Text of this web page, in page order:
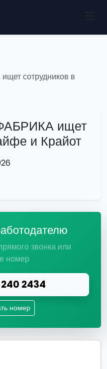
сотрудников в
ищет
и Крайот
звонка или
номер
2434
номер